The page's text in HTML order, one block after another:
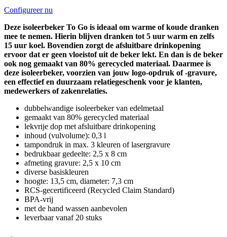
Configureer nu
Deze isoleerbeker To Go is ideaal om warme of koude dranken
mee te nemen. Hierin blijven dranken tot 5 uur warm en zelfs
15 uur koel. Bovendien zorgt de afsluitbare drinkopening
ervoor dat er geen vloeistof uit de beker lekt. En dan is de beker
ook nog gemaakt van 80% gerecycled materiaal. Daarmee is
deze isoleerbeker, voorzien van jouw logo-opdruk of -gravure,
een effectief en duurzaam relatiegeschenk voor je klanten,
medewerkers of zakenrelaties.
dubbelwandige isoleerbeker van edelmetaal
gemaakt van 80% gerecycled materiaal
lekvrije dop met afsluitbare drinkopening
inhoud (vulvolume): 0,3 l
tampondruk in max. 3 kleuren of lasergravure
bedrukbaar gedeelte: 2,5 x 8 cm
afmeting gravure: 2,5 x 10 cm
diverse basiskleuren
hoogte: 13,5 cm, diameter: 7,3 cm
RCS-gecertificeerd (Recycled Claim Standard)
BPA-vrij
met de hand wassen aanbevolen
leverbaar vanaf 20 stuks